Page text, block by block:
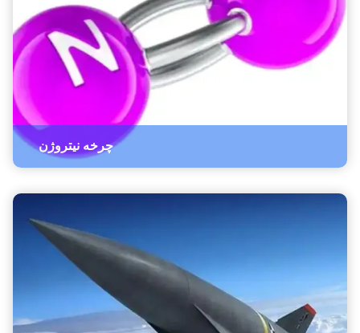
چرخه نیتروژن